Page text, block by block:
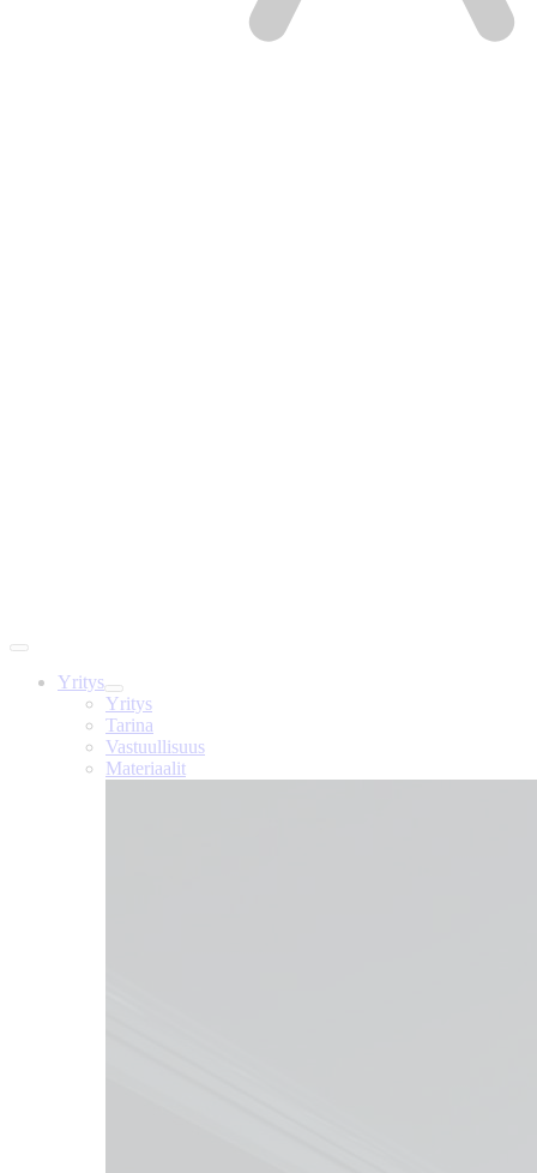
Yritys
Yritys
Tarina
Vastuullisuus
Materiaalit